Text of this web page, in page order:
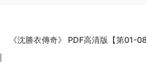
《沈勝衣傳奇》 PDF高清版【第01-08